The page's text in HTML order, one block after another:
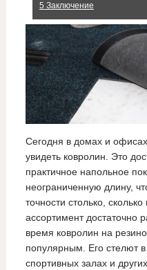
5 Заключение
Сегодня в домах и
увидеть ковролин. Это
практичное напольное
неограниченную длину,
точности столько,
ассортимент достаточно
время ковролин на
популярным. Его стелют в
спортивных залах и